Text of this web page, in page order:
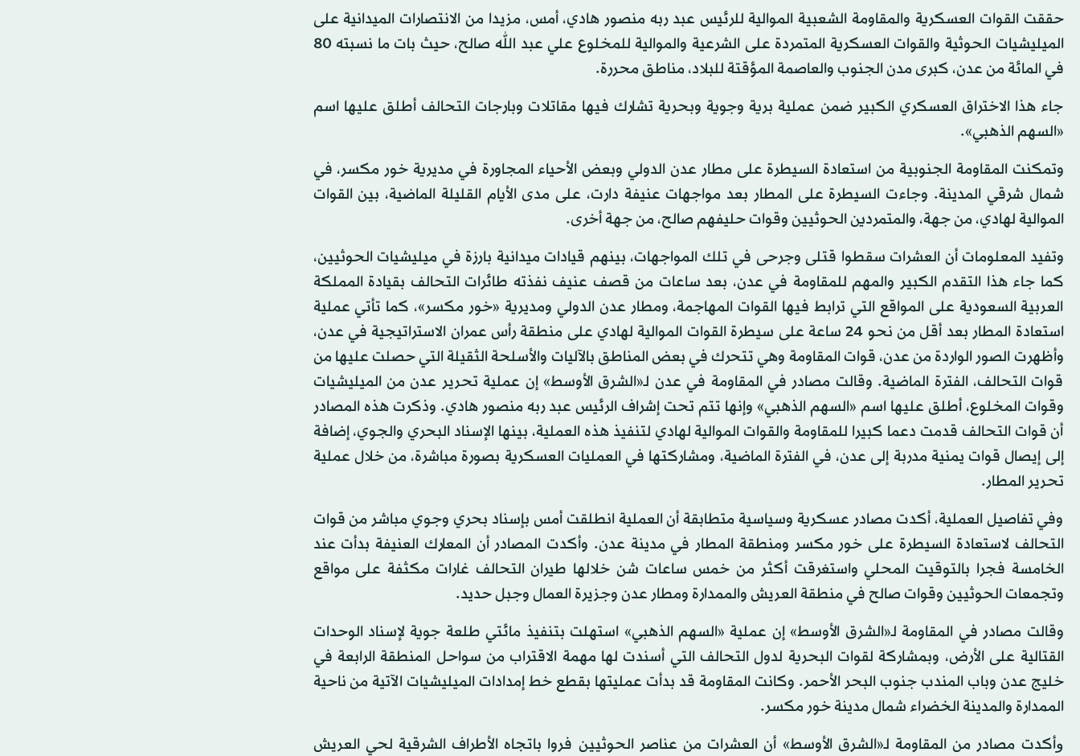
حققت القوات العسكرية والمقاومة الشعبية الموالية للرئيس عبد ربه منصور هادي، أمس، مزيدا من الانتصارات الميدانية على
الميليشيات الحوثية والقوات العسكرية المتمردة على الشرعية والموالية للمخلوع علي عبد الله صالح، حيث بات ما نسبته 80
في المائة من عدن، كبرى مدن الجنوب والعاصمة المؤقتة للبلاد، مناطق محررة.
جاء هذا الاختراق العسكري الكبير ضمن عملية برية وجوية وبحرية تشارك فيها مقاتلات وبارجات التحالف أطلق عليها اسم
«السهم الذهبي».
وتمكنت المقاومة الجنوبية من استعادة السيطرة على مطار عدن الدولي وبعض الأحياء المجاورة في مديرية خور مكسر، في
شمال شرقي المدينة. وجاءت السيطرة على المطار بعد مواجهات عنيفة دارت، على مدى الأيام القليلة الماضية، بين القوات
الموالية لهادي، من جهة، والمتمردين الحوثيين وقوات حليفهم صالح، من جهة أخرى.
وتفيد المعلومات أن العشرات سقطوا قتلى وجرحى في تلك المواجهات، بينهم قيادات ميدانية بارزة في ميليشيات الحوثيين،
كما جاء هذا التقدم الكبير والمهم للمقاومة في عدن، بعد ساعات من قصف عنيف نفذته طائرات التحالف بقيادة المملكة
العربية السعودية على المواقع التي ترابط فيها القوات المهاجمة، ومطار عدن الدولي ومديرية «خور مكسر»، كما تأتي عملية
استعادة المطار بعد أقل من نحو 24 ساعة على سيطرة القوات الموالية لهادي على منطقة رأس عمران الاستراتيجية في عدن،
وأظهرت الصور الواردة من عدن، قوات المقاومة وهي تتحرك في بعض المناطق بالآليات والأسلحة الثقيلة التي حصلت عليها من
قوات التحالف، الفترة الماضية. وقالت مصادر في المقاومة في عدن لـ«الشرق الأوسط» إن عملية تحرير عدن من الميليشيات
وقوات المخلوع، أطلق عليها اسم «السهم الذهبي» وإنها تتم تحت إشراف الرئيس عبد ربه منصور هادي. وذكرت هذه المصادر
أن قوات التحالف قدمت دعما كبيرا للمقاومة والقوات الموالية لهادي لتنفيذ هذه العملية، بينها الإسناد البحري والجوي، إضافة
إلى إيصال قوات يمنية مدربة إلى عدن، في الفترة الماضية، ومشاركتها في العمليات العسكرية بصورة مباشرة، من خلال عملية
تحرير المطار.
وفي تفاصيل العملية، أكدت مصادر عسكرية وسياسية متطابقة أن العملية انطلقت أمس بإسناد بحري وجوي مباشر من قوات
التحالف لاستعادة السيطرة على خور مكسر ومنطقة المطار في مدينة عدن. وأكدت المصادر أن المعارك العنيفة بدأت عند
الخامسة فجرا بالتوقيت المحلي واستغرقت أكثر من خمس ساعات شن خلالها طيران التحالف غارات مكثفة على مواقع
وتجمعات الحوثيين وقوات صالح في منطقة العريش والممدارة ومطار عدن وجزيرة العمال وجبل حديد.
وقالت مصادر في المقاومة لـ«الشرق الأوسط» إن عملية «السهم الذهبي» استهلت بتنفيذ مائتي طلعة جوية لإسناد الوحدات
القتالية على الأرض، وبمشاركة لقوات البحرية لدول التحالف التي أسندت لها مهمة الاقتراب من سواحل المنطقة الرابعة في
خليج عدن وباب المندب جنوب البحر الأحمر. وكانت المقاومة قد بدأت عمليتها بقطع خط إمدادات الميليشيات الآتية من ناحية
الممدارة والمدينة الخضراء شمال مدينة خور مكسر.
ﻭأكدت مصادر من المقاومة لـ«الشرق الأوسط» أن العشرات من عناصر الحوثيين فروا باتجاه الأطراف الشرقية لحي العريش